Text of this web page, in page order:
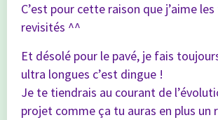
C’est pour cette raison que j’aime
revisités ^^
Et désolé pour le pavé, je fais
ultra longues c’est dingue !
Je te tiendrais au courant de
projet comme ça tu auras en plus un